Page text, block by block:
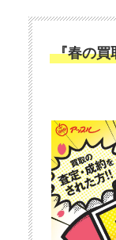
『春の買